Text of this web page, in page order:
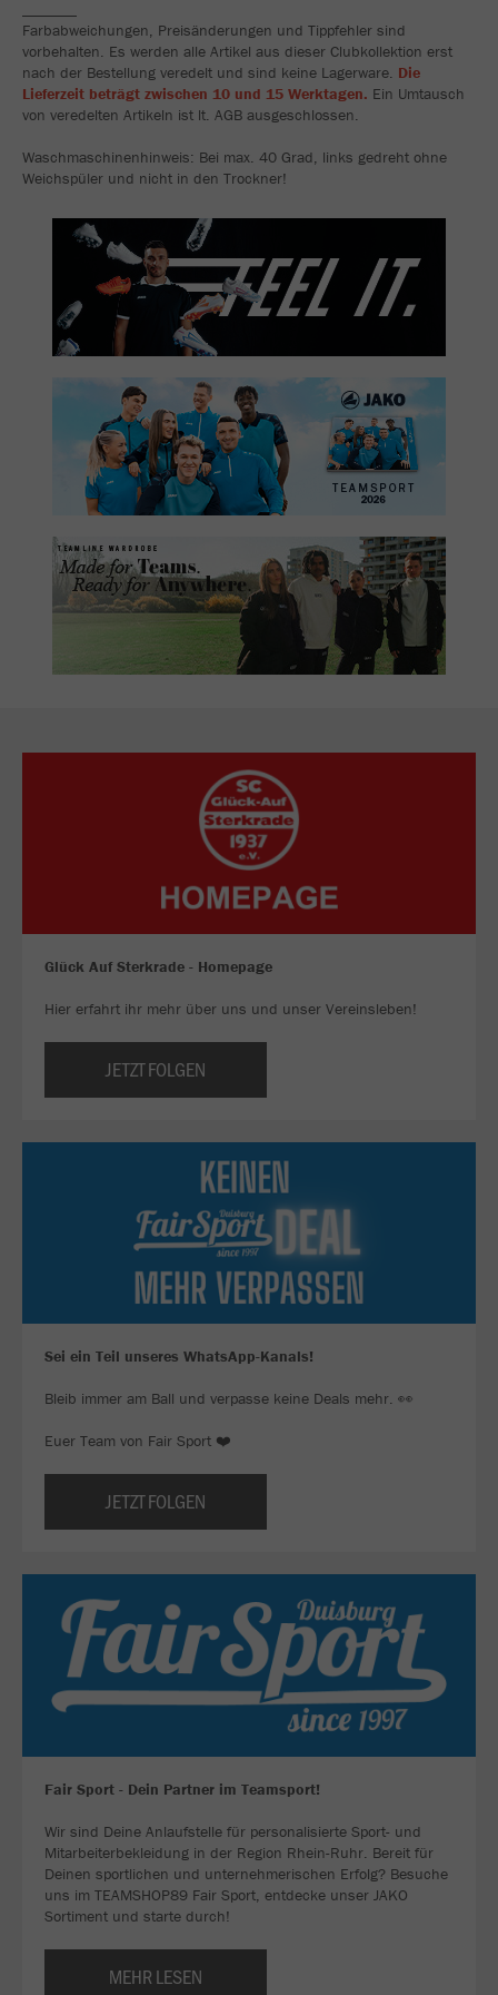
Farbabweichungen, Preisänderungen und Tippfehler sind
vorbehalten. Es werden alle Artikel aus dieser Clubkollektion erst
nach der Bestellung veredelt und sind keine Lagerware. Die
Lieferzeit beträgt zwischen 10 und 15 Werktagen. Ein Umtausch
von veredelten Artikeln ist lt. AGB ausgeschlossen.
Waschmaschinenhinweis: Bei max. 40 Grad, links gedreht ohne
Weichspüler und nicht in den Trockner!
Glück Auf Sterkrade - Homepage
Hier erfahrt ihr mehr über uns und unser Vereinsleben!
JETZT FOLGEN
Sei ein Teil unseres WhatsApp-Kanals!
Bleib immer am Ball und verpasse keine Deals mehr. 👀
Euer Team von Fair Sport ❤️
JETZT FOLGEN
Fair Sport - Dein Partner im Teamsport!
Wir sind Deine Anlaufstelle für personalisierte Sport- und
Mitarbeiterbekleidung in der Region Rhein-Ruhr. Bereit für
Deinen sportlichen und unternehmerischen Erfolg? Besuche
uns im TEAMSHOP89 Fair Sport, entdecke unser JAKO
Sortiment und starte durch!
MEHR LESEN